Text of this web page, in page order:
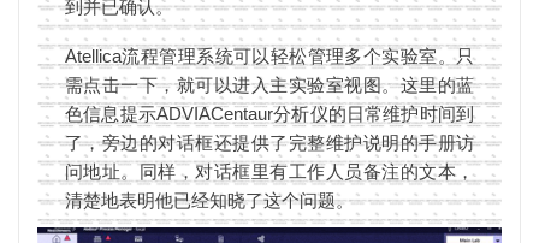
到并已确认。
Atellica流程管理系统可以轻松管理多个实验室。只
需点击一下，就可以进入主实验室视图。这里的蓝
色信息提示ADVIACentaur分析仪的日常维护时间到
了，旁边的对话框还提供了完整维护说明的手册访
问地址。同样，对话框里有工作人员备注的文本，
清楚地表明他已经知晓了这个问题。